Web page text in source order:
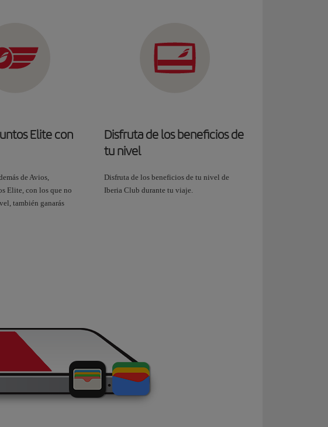
Elite con
de Avios,
Elite, con los que no
también ganarás
Disfruta de los beneficios de
tu nivel
Disfruta de los beneficios de tu nivel de
Iberia Club durante tu viaje.